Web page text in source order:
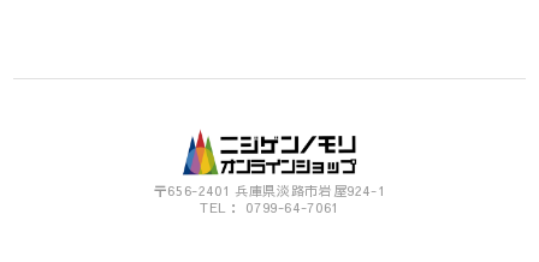
〒656-2401 兵庫県淡路市岩屋924-1
TEL： 0799-64-7061